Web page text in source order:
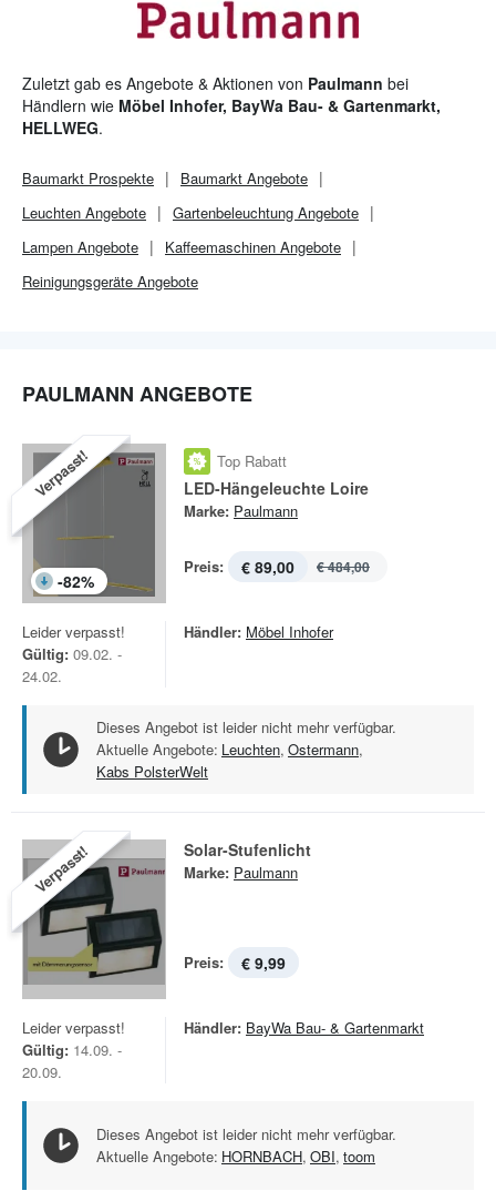
Zuletzt gab es Angebote & Aktionen von Paulmann bei
Händlern wie Möbel Inhofer, BayWa Bau- & Gartenmarkt,
HELLWEG.
Baumarkt Prospekte Baumarkt Angebote
Leuchten Angebote
Gartenbeleuchtung Angebote
Lampen Angebote
Kaffeemaschinen Angebote
Reinigungsgeräte Angebote
PAULMANN ANGEBOTE
Verpasst!
-82%
Top Rabatt
LED-Hängeleuchte Loire
Marke: Paulmann
Preis: € 89,00 € 484,00
Leider verpasst!
Gültig: 09.02. -
24.02.
Händler: Möbel Inhofer
Dieses Angebot ist leider nicht mehr verfügbar.
Aktuelle Angebote: Leuchten, Ostermann,
Kabs PolsterWelt
Verpasst! Solar-Stufenlicht
Marke: Paulmann
Preis: € 9,99
Leider verpasst!
Gültig: 14.09. -
20.09.
Händler: BayWa Bau- & Gartenmarkt
Dieses Angebot ist leider nicht mehr verfügbar.
Aktuelle Angebote: HORNBACH, OBI, toom